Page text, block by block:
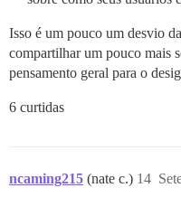
Isso é um pouco um desvio
compartilhar um pouco mais
pensamento geral para o
6 curtidas
ncaming215 (nate c.) 14